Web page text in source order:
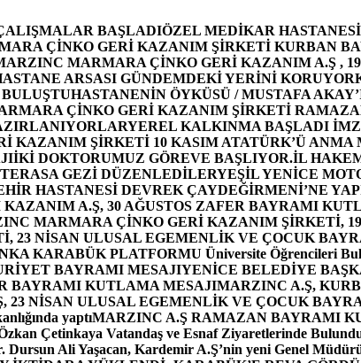
BAŞLADIÖZEL MEDİKAR
ÇİNKO GERİ KAZANIM ŞİRKETİ KURBAN
MARMARA ÇİNKO GERİ KAZANIM A.Ş ,
ARSASI GÜNDEMDEKİ YERİNİ KORUYOR
HASTANENİN ÖYKÜSÜ / MUSTAFA
ÇİNKO GERİ KAZANIM ŞİRKETİ
YEREL KALKINMA BAŞLADI
KAZANIM ŞİRKETİ 10 KASIM ATATÜRK’Ü ANMA
İKİ DOKTORUMUZ GÖREVE BAŞLIYOR.İL
GEZİ DÜZENLEDİLERYEŞİL YENİCE
HASTANESİ DEVREK ÇAYDEĞİRMENİ’NE
A.Ş, 30 AĞUSTOS ZAFER BAYRAMI
MARMARA ÇİNKO GERİ KAZANIM ŞİRKETİ,
23 NİSAN ULUSAL EGEMENLİK VE ÇOCUK
KARABÜK PLATFORMU Üniversite Öğrencileri
BAYRAMI MESAJIYENİCE BELEDİYE
BAYRAMI KUTLAMA MESAJIMARZINC A.Ş,
23 NİSAN ULUSAL EGEMENLİK VE ÇOCUK
yaptıMARZINC A.Ş RAMAZAN BAYRAMI
Çetinkaya Vatandaş ve Esnaf Ziyaretlerinde
Dursun Ali Yaşacan, Kardemir A.Ş’nin yeni Genel